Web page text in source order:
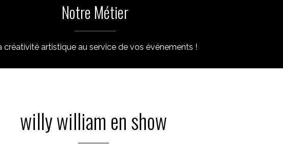
Notre Métier
créativité artistique au service de vos événements !
willy william en show